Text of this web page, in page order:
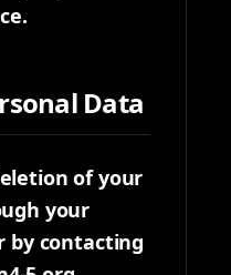
Data
of your
your
by contacting